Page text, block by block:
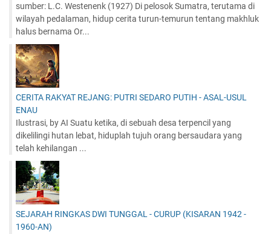
sumber: L.C. Westenenk (1927) Di pelosok Sumatra, terutama di
wilayah pedalaman, hidup cerita turun-temurun tentang makhluk
halus bernama Or...
CERITA RAKYAT REJANG: PUTRI SEDARO PUTIH - ASAL-USUL
ENAU
Ilustrasi, by AI Suatu ketika, di sebuah desa terpencil yang
dikelilingi hutan lebat, hiduplah tujuh orang bersaudara yang
telah kehilangan ...
SEJARAH RINGKAS DWI TUNGGAL - CURUP (KISARAN 1942 -
1960-AN)